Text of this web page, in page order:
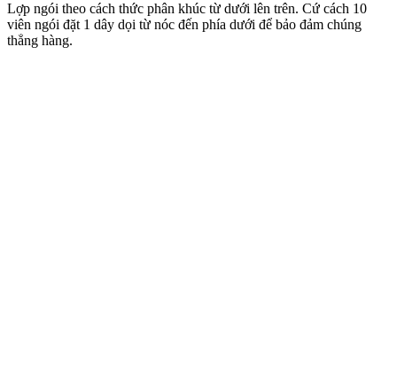
Lợp ngói theo cách thức phân khúc từ dưới lên trên. Cứ cách 10
viên ngói đặt 1 dây dọi từ nóc đến phía dưới để bảo đảm chúng
thẳng hàng.